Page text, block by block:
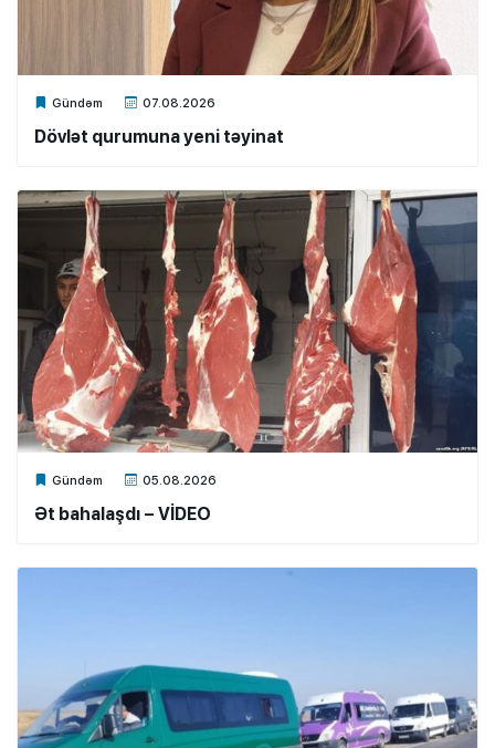
Gündəm 07.08.2026
Xalq.Online
Dövlət qurumuna yeni təyinat
Gündəm 05.08.2026
Xalq.Online
Ət bahalaşdı – VİDEO